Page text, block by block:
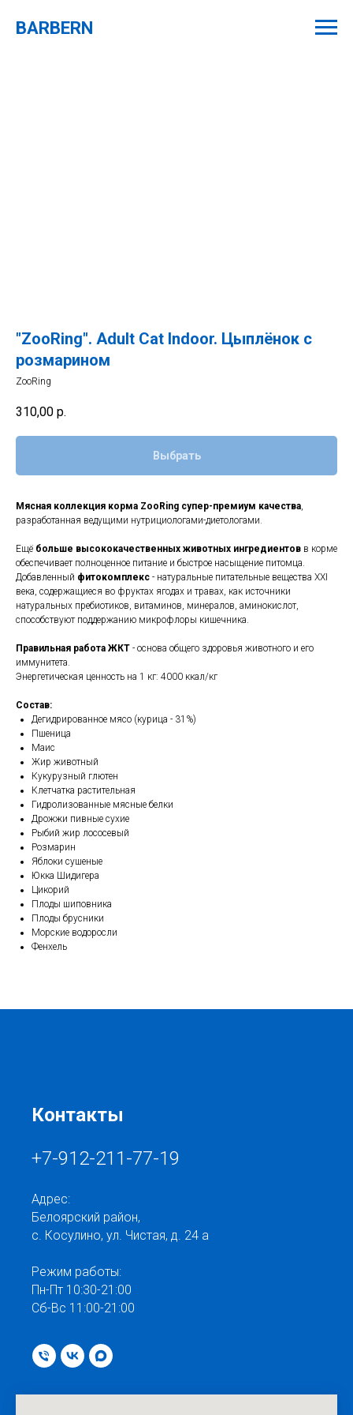
BARBERN
"ZooRing". Adult Cat Indoor. Цыплёнок с
розмарином
ZooRing
310,00 р.
Выбрать
Мясная коллекция корма ZooRing супер-премиум качества,
разработанная ведущими нутрициологами-диетологами.
Ещё больше высококачественных животных ингредиентов в корме
обеспечивает полноценное питание и быстрое насыщение питомца.
Добавленный фитокомплекс - натуральные питательные вещества XXI
века, содержащиеся во фруктах ягодах и травах, как источники
натуральных пребиотиков, витаминов, минералов, аминокислот,
способствуют поддержанию микрофлоры кишечника.
Правильная работа ЖКТ - основа общего здоровья животного и его
иммунитета.
Энергетическая ценность на 1 кг: 4000 ккал/кг
Состав:
Дегидрированное мясо (курица - 31%)
Пшеница
Маис
Жир животный
Кукурузный глютен
Клетчатка растительная
Гидролизованные мясные белки
Дрожжи пивные сухие
Рыбий жир лососевый
Розмарин
Яблоки сушеные
Юкка Шидигера
Цикорий
Плоды шиповника
Плоды брусники
Морские водоросли
Фенхель
Контакты
+7-912-211-77-19
Адрес:
Белоярский район,
с. Косулино, ул. Чистая, д. 24 а
Режим работы:
Пн-Пт 10:30-21:00
Сб-Вс 11:00-21:00